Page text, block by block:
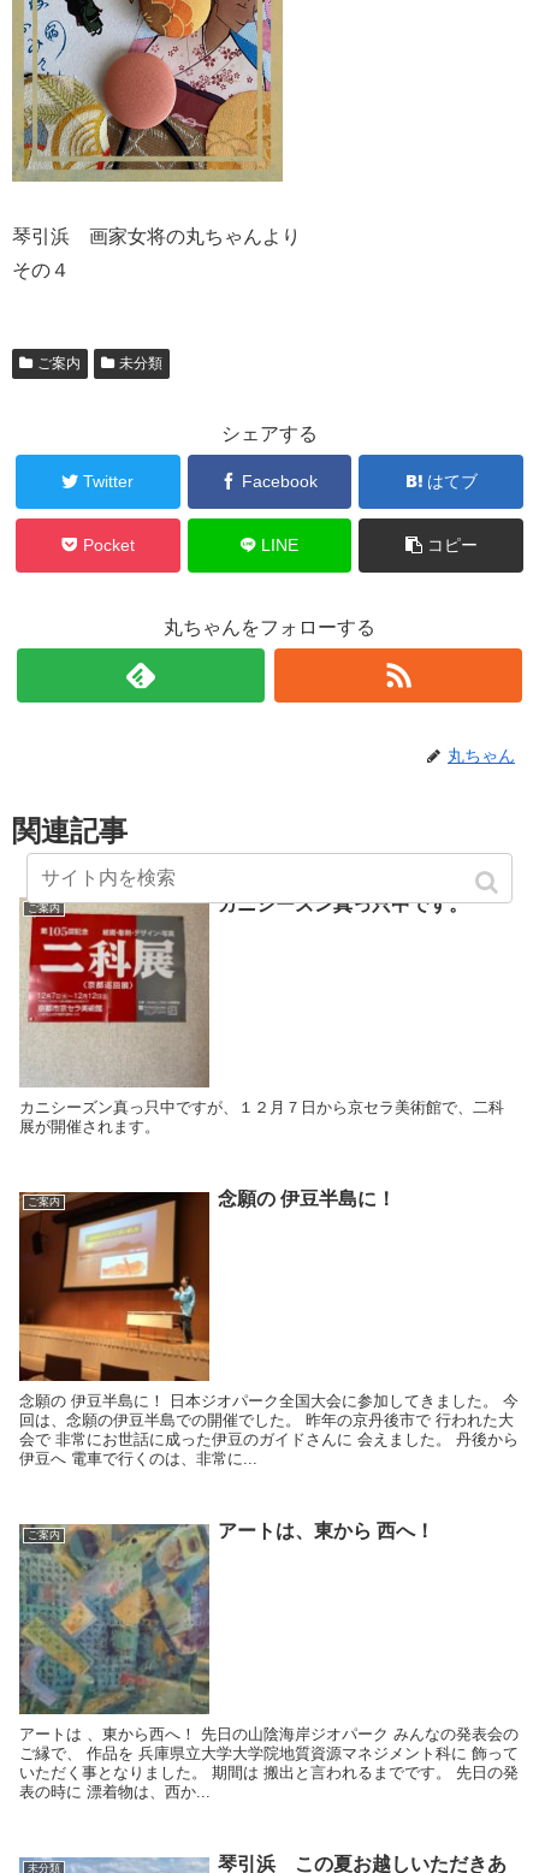
琴引浜 画家女将の丸ちゃんより
その４
ご案内 未分類
シェアする
Twitter Facebook はてブ
Pocket LINE コピー
丸ちゃんをフォローする
丸ちゃん
関連記事
ご案内 カニシーズン真っ只中です。
カニシーズン真っ只中ですが、１２月７日から京セラ美術館で、二科
展が開催されます。
ご案内 念願の 伊豆半島に！
念願の 伊豆半島に！ 日本ジオパーク全国大会に参加してきました。 今
回は、念願の伊豆半島での開催でした。 昨年の京丹後市で 行われた大
会で 非常にお世話に成った伊豆のガイドさんに 会えました。 丹後から
伊豆へ 電車で行くのは、非常に...
ご案内 アートは、東から 西へ！
アートは 、東から西へ！ 先日の山陰海岸ジオパーク みんなの発表会の
ご縁で、 作品を 兵庫県立大学大学院地質資源マネジメント科に 飾って
いただく事となりました。 期間は 搬出と言われるまでです。 先日の発
表の時に 漂着物は、西か...
未分類
琴引浜 この夏お越しいただきあ